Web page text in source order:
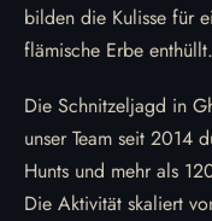
bilden die Kulisse für
flämische Erbe enthüllt.
Die Schnitzeljagd in
unser Team seit
Hunts und mehr als
Die Aktivität skaliert